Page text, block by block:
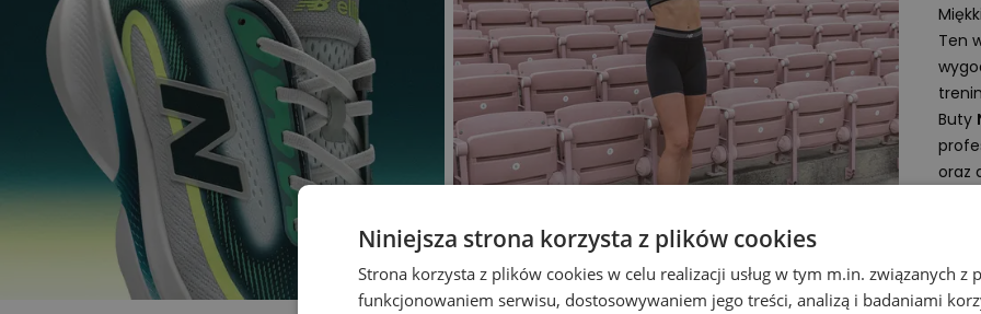
Ten
Buty
oraz
-
-
Niniejsza strona korzysta z plików cookies
Strona korzysta z plików cookies w celu realizacji usług w tym m.in. związanych z
funkcjonowaniem serwisu, dostosowywaniem jego treści, analizą i badaniami